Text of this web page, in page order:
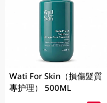
Wati For Skin（損傷髮質
專护理） 500ML